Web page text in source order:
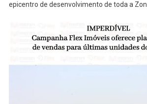
epicentro de desenvolvimento de toda a